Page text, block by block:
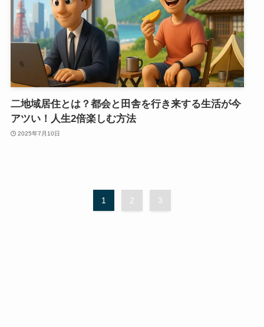
二地域居住とは？都会と田舎を行き来する生活が今
アツい！人生2倍楽しむ方法
2025年7月10日
1 2 3